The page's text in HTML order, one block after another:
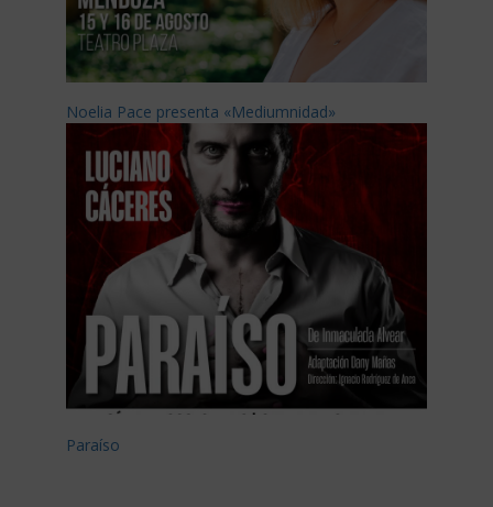
Noelia Pace presenta «Mediumnidad»
Paraíso